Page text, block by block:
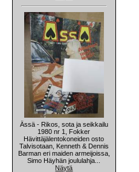
Ässä - Rikos, sota ja seikkailu
1980 nr 1, Fokker
Hävittäjälentokoneiden osto
Talvisotaan, Kenneth & Dennis
Barman eri maiden armeijoissa,
Simo Häyhän joululahja...
Näytä